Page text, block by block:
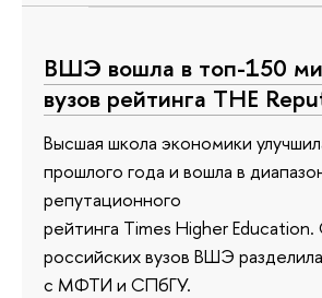
ВШЭ вошла в топ-150
вузов рейтинга THE
Высшая школа экономики
прошлого года и вошла в
репутационного
рейтинга Times Higher
российских вузов ВШЭ
с МФТИ и СПбГУ.